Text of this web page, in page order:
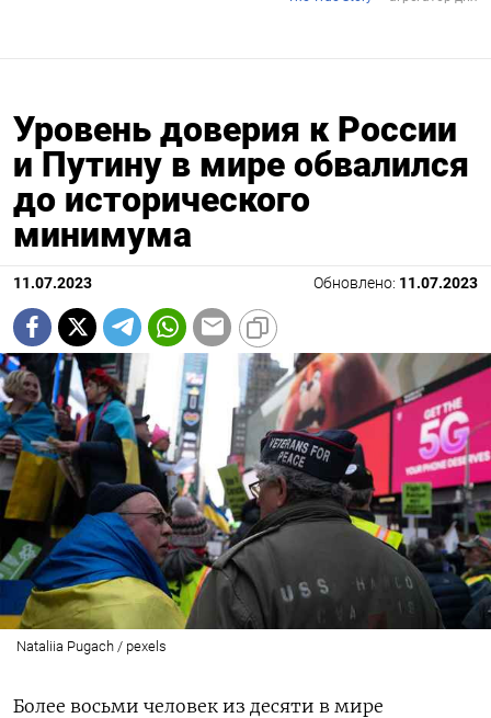
Уровень доверия к России
и Путину в мире обвалился
до исторического
минимума
11.07.2023 Обновлено: 11.07.2023
Nataliia Pugach / pexels
Более восьми человек из десяти в мире